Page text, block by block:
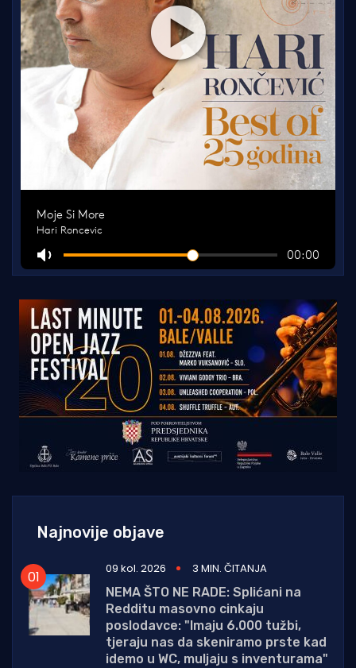
Najnovije objave
09 kol. 2026
3 MIN. ČITANJA
NEMA ŠTO NE RADE: Splićani na
Redditu masovno cinkaju
poslodavce: "Imaju 6.000 tužbi,
tjeraju nas da skeniramo prste kad
idemo u WC, muljaju s inventurama"